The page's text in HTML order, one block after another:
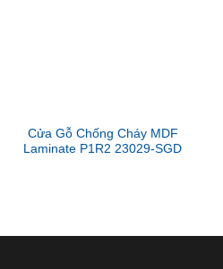
Cửa Gỗ Chống Cháy MDF
Laminate P1R2 23029-SGD